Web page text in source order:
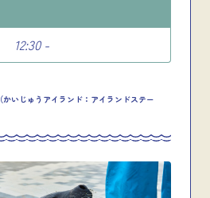
12:30 -
（かいじゅうアイランド：アイランドステー